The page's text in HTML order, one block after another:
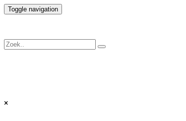
Toggle navigation
×